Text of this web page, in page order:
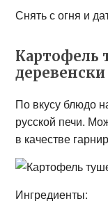
Снять с огня и
деревенски
По вкусу блюдо
русской печи.
в качестве
Ингредиенты: